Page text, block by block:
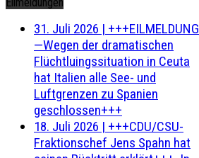
31. Juli 2026 | +++EILMELDUNG
—Wegen der dramatischen
Flüchtluingssituation in Ceuta
hat Italien alle See- und
Luftgrenzen zu Spanien
geschlossen+++
18. Juli 2026 | +++CDU/CSU-
Fraktionschef Jens Spahn hat